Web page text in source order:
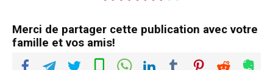
Merci de partager cette publication avec votre
famille et vos amis!